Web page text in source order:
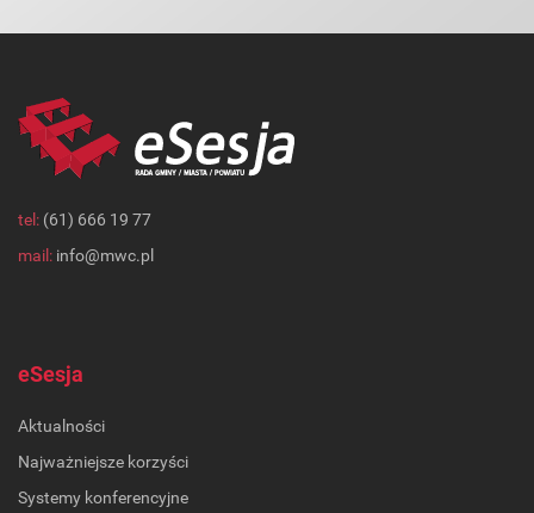
tel: (61) 666 19 77
mail: info@mwc.pl
eSesja
Aktualności
Najważniejsze korzyści
Systemy konferencyjne